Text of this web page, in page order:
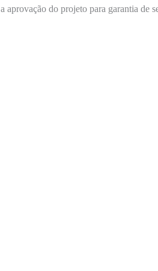
do projeto para garantia de